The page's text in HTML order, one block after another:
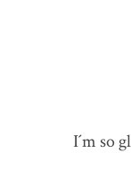
I´m so